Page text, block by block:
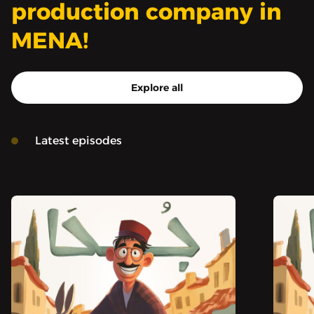
production company in
MENA!
Explore all
Latest episodes